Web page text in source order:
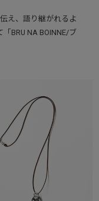
え、語り継がれるよ
BRU NA BOINNE/ブ